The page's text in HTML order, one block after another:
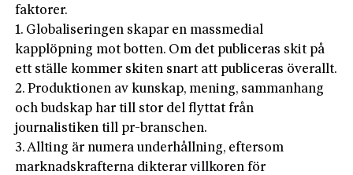
faktorer.
1. Globaliseringen skapar en massmedial
kapplöpning mot botten. Om det publiceras skit på
ett ställe kommer skiten snart att publiceras överallt.
2. Produktionen av kunskap, mening, sammanhang
och budskap har till stor del flyttat från
journalistiken till pr-branschen.
3. Allting är numera underhållning, eftersom
marknadskrafterna dikterar villkoren för